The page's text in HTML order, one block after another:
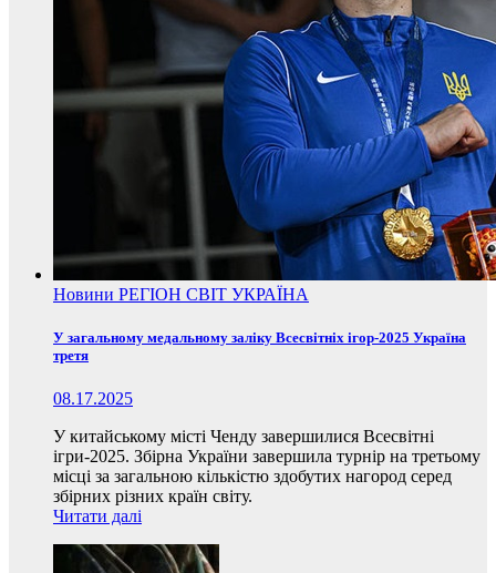
Новини РЕГІОН СВІТ УКРАЇНА
У загальному медальному заліку Всесвітніх ігор-2025 Україна
третя
08.17.2025
У китайському місті Ченду завершилися Всесвітні
ігри-2025. Збірна України завершила турнір на третьому
місці за загальною кількістю здобутих нагород серед
збірних різних країн світу.
Читати далі